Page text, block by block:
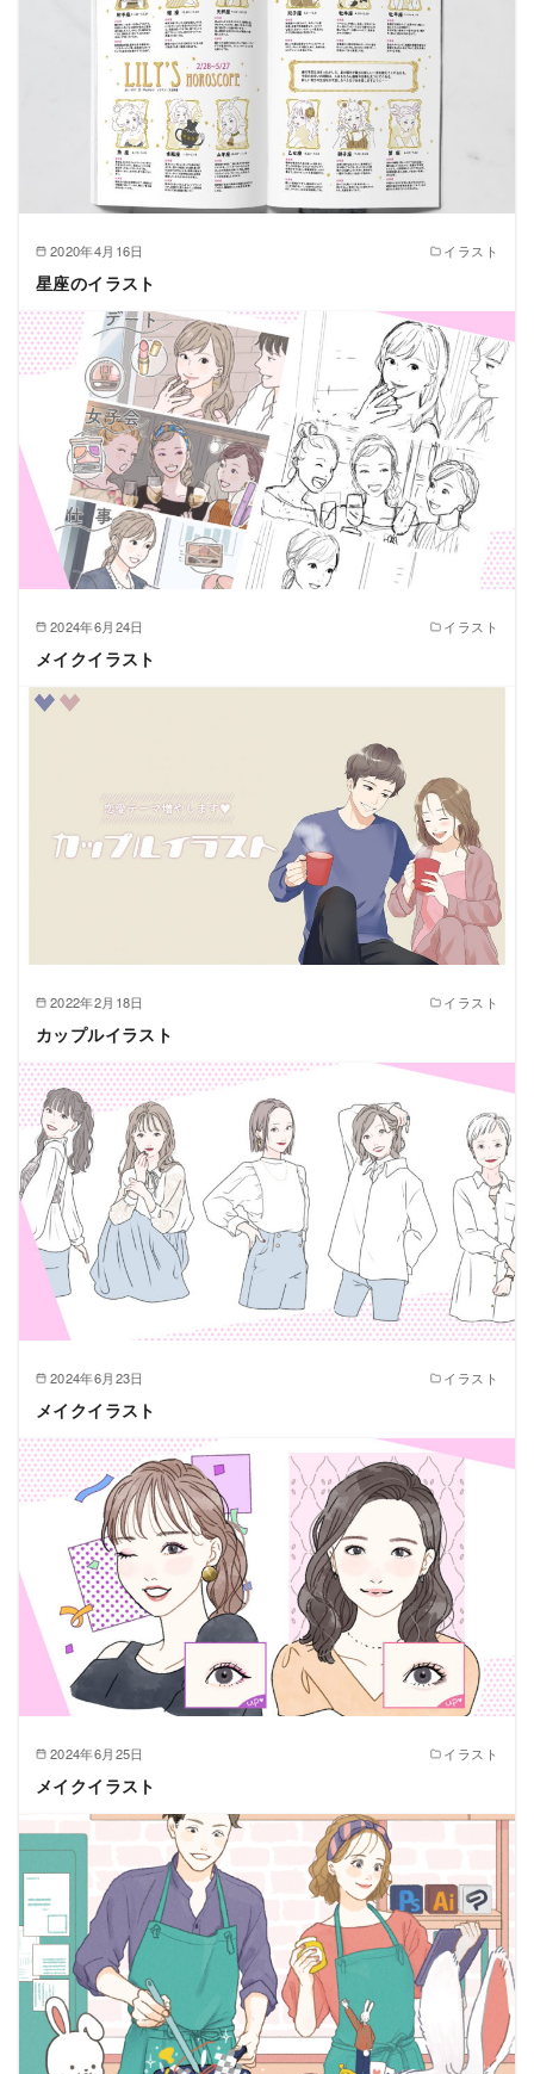
2020年4月16日 イラスト
星座のイラスト
2024年6月24日 イラスト
メイクイラスト
2022年2月18日 イラスト
カップルイラスト
2024年6月23日 イラスト
メイクイラスト
2024年6月25日 イラスト
メイクイラスト